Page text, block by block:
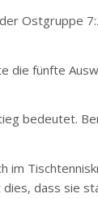
Ostgruppe
fünfte
bedeutet.
dass sie